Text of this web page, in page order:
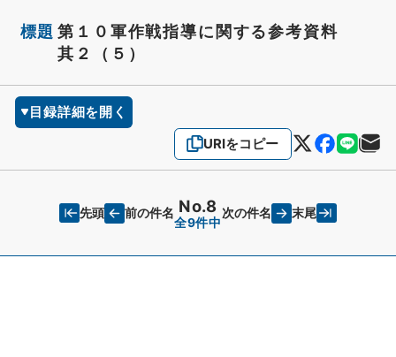
標題 第１０軍作戦指導に関する参考資料
其２（５）
目録詳細を開く
URIをコピー
先頭 前の件名 No.8
全9件中
次の件名 末尾